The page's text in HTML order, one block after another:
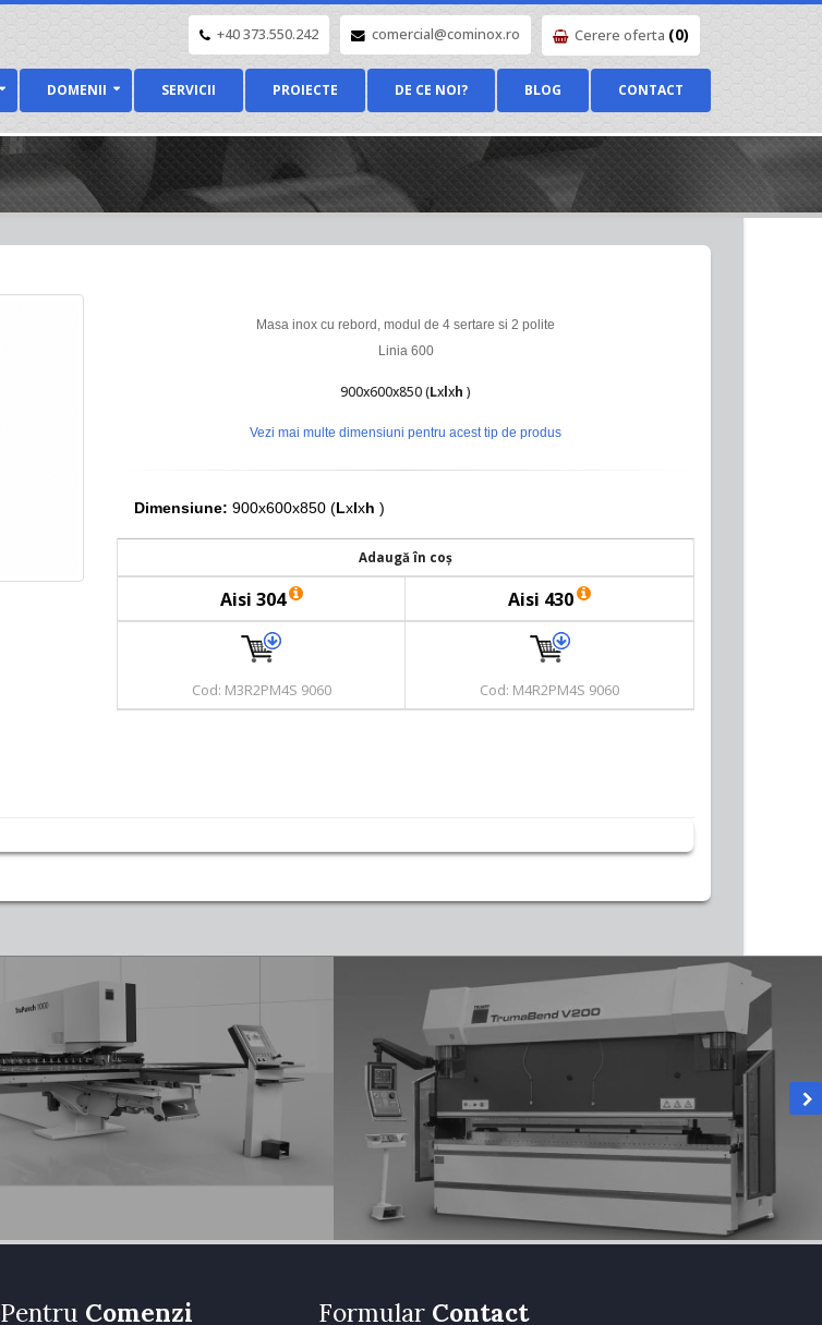
+40 373.550.242 comercial@cominox.ro Cerere oferta (0)
DOMENII SERVICII PROIECTE DE CE NOI? BLOG CONTACT
Masa inox cu rebord, modul de 4 sertare si 2 polite
Linia 600
900x600x850 (Lxlxh )
Vezi mai multe dimensiuni pentru acest tip de produs
Dimensiune: 900x600x850 (Lxlxh )
Adaugă în coș
Aisi 304 Aisi 430
Cod: M3R2PM4S 9060 Cod: M4R2PM4S 9060
Pentru Comenzi Formular Contact